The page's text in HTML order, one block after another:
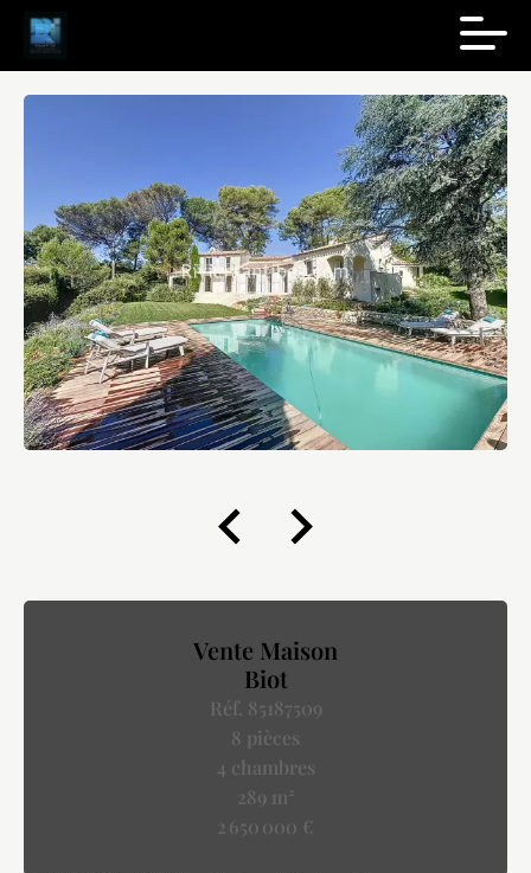
Vente Maison
Biot
Réf. 85187509
8 pièces
4 chambres
289 m²
2 650 000 €